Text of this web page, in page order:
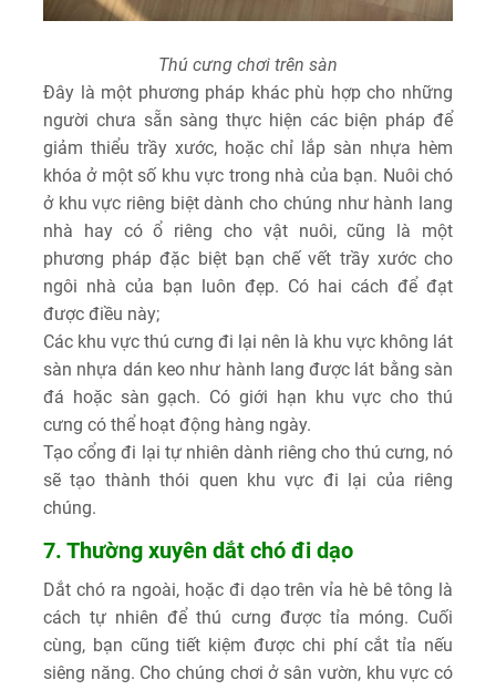
Thú cưng chơi trên sàn
Đây là một phương pháp khác phù hợp cho những
người chưa sẵn sàng thực hiện các biện pháp để
giảm thiểu trầy xước, hoặc chỉ lắp sàn nhựa hèm
khóa ở một số khu vực trong nhà của bạn. Nuôi chó
ở khu vực riêng biệt dành cho chúng như hành lang
nhà hay có ổ riêng cho vật nuôi, cũng là một
phương pháp đặc biệt bạn chế vết trầy xước cho
ngôi nhà của bạn luôn đẹp. Có hai cách để đạt
được điều này;
Các khu vực thú cưng đi lại nên là khu vực không lát
sàn nhựa dán keo như hành lang được lát bằng sàn
đá hoặc sàn gạch. Có giới hạn khu vực cho thú
cưng có thể hoạt động hàng ngày.
Tạo cổng đi lại tự nhiên dành riêng cho thú cưng, nó
sẽ tạo thành thói quen khu vực đi lại của riêng
chúng.
7. Thường xuyên dắt chó đi dạo
Dắt chó ra ngoài, hoặc đi dạo trên vỉa hè bê tông là
cách tự nhiên để thú cưng được tỉa móng. Cuối
cùng, bạn cũng tiết kiệm được chi phí cắt tỉa nếu
siêng năng. Cho chúng chơi ở sân vườn, khu vực có